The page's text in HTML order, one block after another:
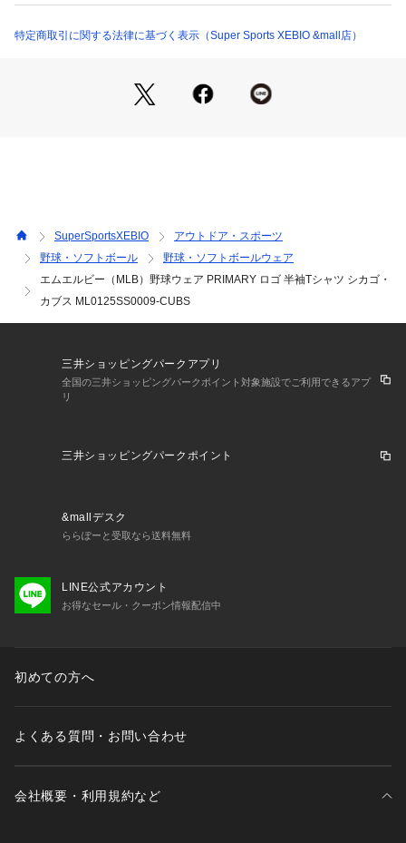
商品の色味が若干異なる場合があります。
い。エムジェイエムエルビー MJ・MLB スーパースポーツゼビ
オ ゼビオ Super Sports XEBIO 野球 BASEBALL ベースボー
特定商取引に関する法律に基づく表示（Super Sports XEBIO &mall店）
SuperSportsXEBIO
アウトドア・スポーツ
野球・ソフトボール
野球・ソフトボールウェア
エムエルビー（MLB）野球ウェア PRIMARY ロゴ 半袖Tシャツ シカゴ・
カブス ML0125SS0009-CUBS
三井ショッピングパークアプリ
全国の三井ショッピングパークポイント対象施設でご利用できるアプ
リ
三井ショッピングパークポイント
&mallデスク
ららぽーと受取なら送料無料
LINE公式アカウント
お得なセール・クーポン情報配信中
初めての方へ
よくある質問・お問い合わせ
会社概要・利用規約など